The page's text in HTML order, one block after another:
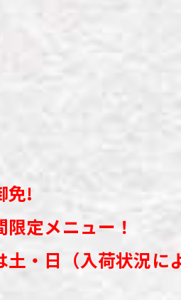
免!
定メニュー！
土・日 （入荷状況に